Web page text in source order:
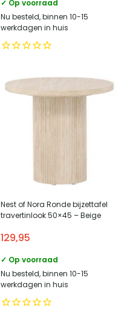
✓ Op voorraad
Nu besteld, binnen 10-15
werkdagen in huis
Nest of Nora Ronde bijzettafel
travertinlook 50×45 – Beige
129,95
✓ Op voorraad
Nu besteld, binnen 10-15
werkdagen in huis